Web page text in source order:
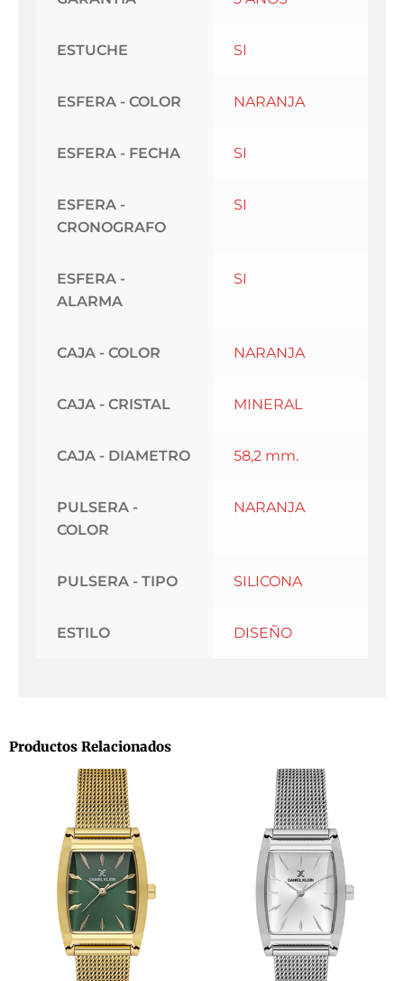
ESTUCHE SI
ESFERA - COLOR NARANJA
ESFERA - FECHA SI
ESFERA -
CRONOGRAFO
SI
ESFERA -
ALARMA
SI
CAJA - COLOR NARANJA
CAJA - CRISTAL MINERAL
CAJA - DIAMETRO 58,2 mm.
PULSERA -
COLOR
NARANJA
PULSERA - TIPO SILICONA
ESTILO DISEÑO
Productos Relacionados